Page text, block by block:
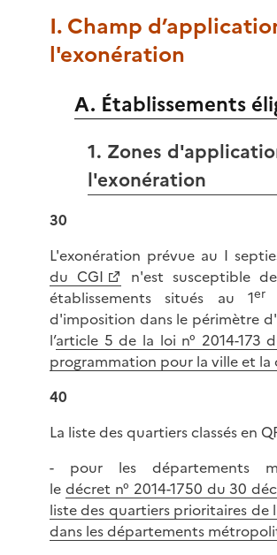
I. Champ
l'exonération
A. Établissements
1. Zones
l'exonération
30
L'exonération prévue au I
du CGI
n'est susceptible
établissements situés au 1er
d'imposition dans le périmètre
l’article 5 de la loi n° 2014-173
programmation pour la ville et la
40
La liste des quartiers classés en
- pour les départements
le décret n° 2014-1750 du 30
liste des quartiers prioritaires
dans les départements